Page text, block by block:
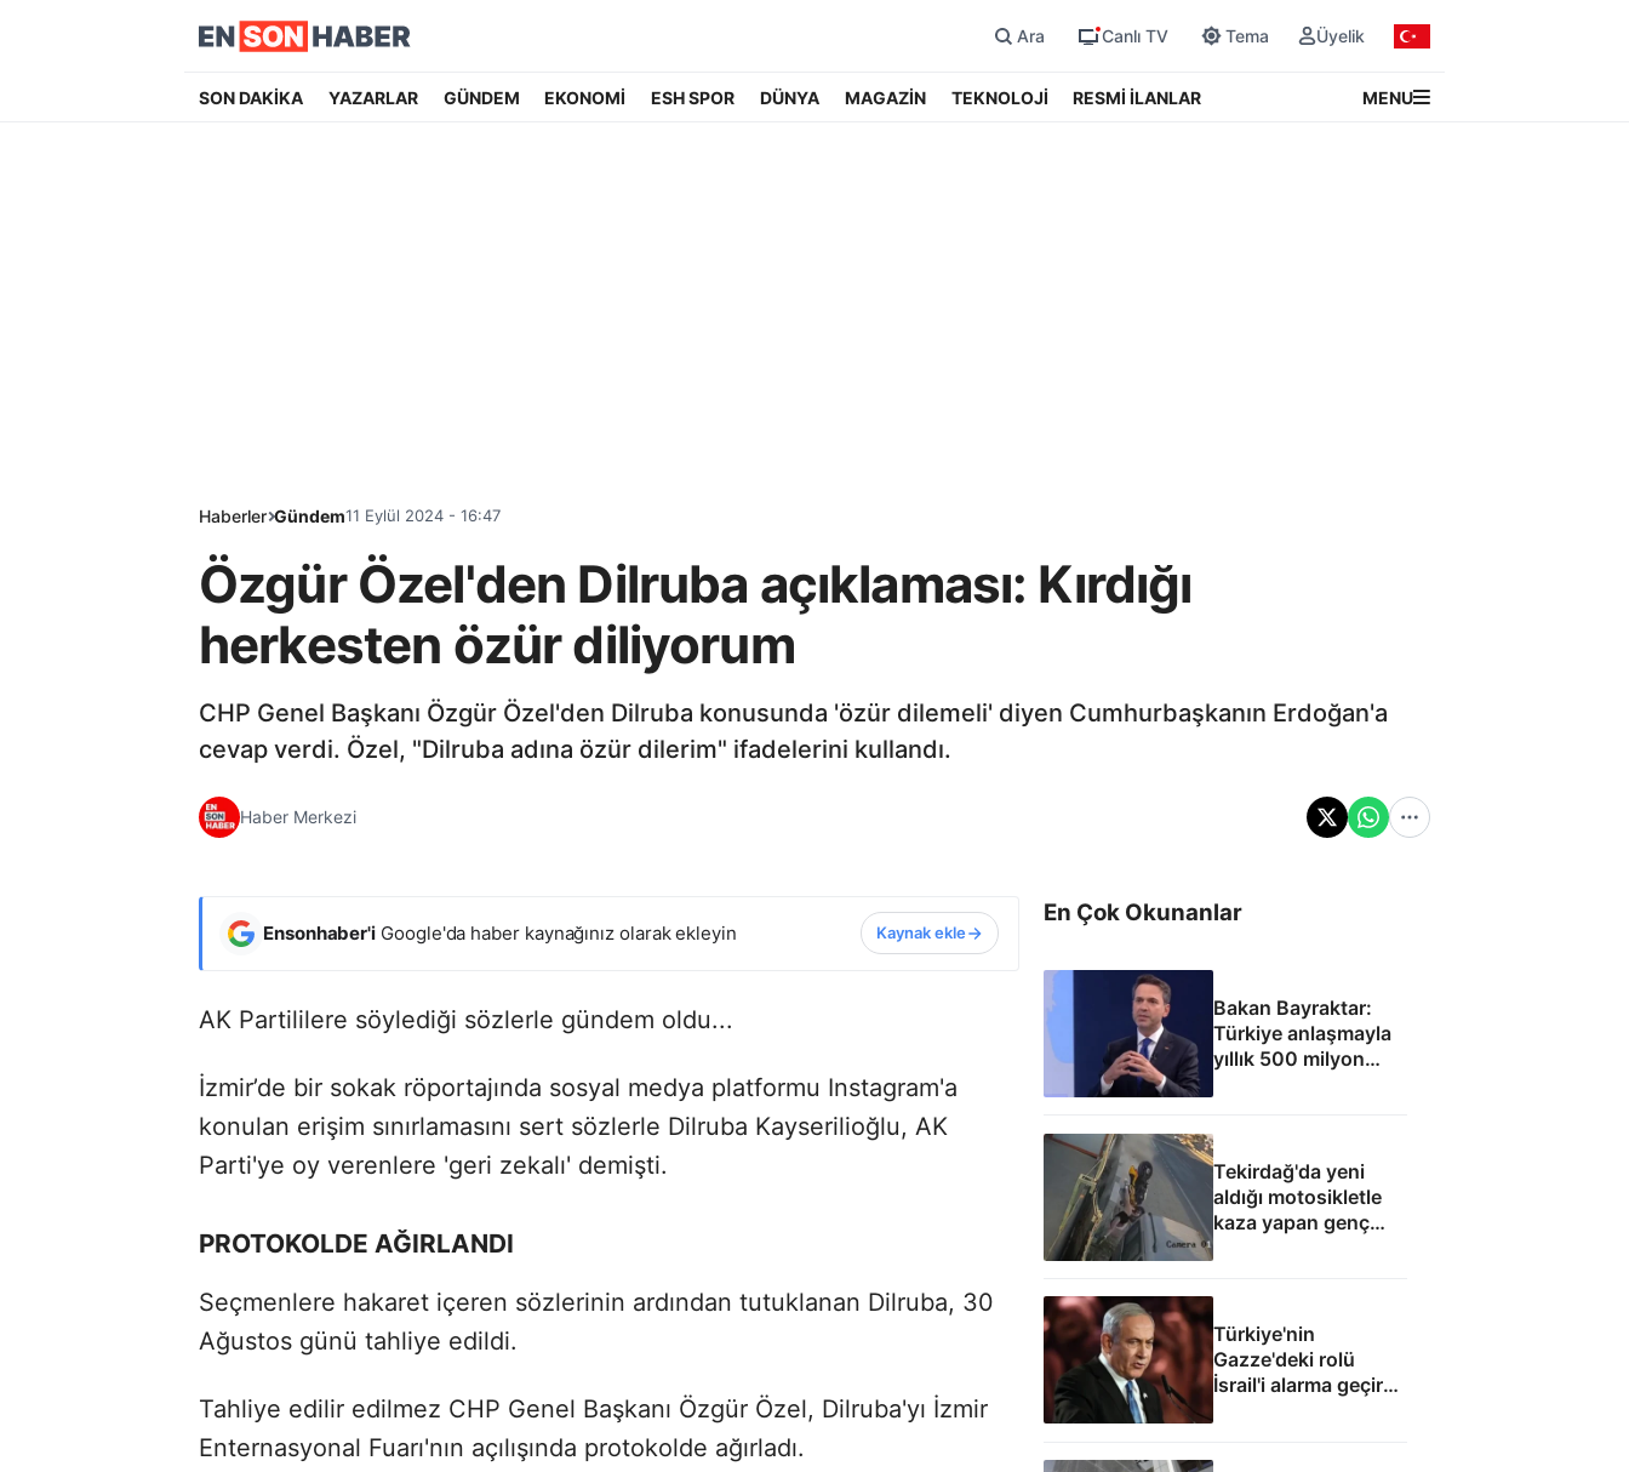
Ara Canlı TV Tema Üyelik
SON DAKİKA YAZARLAR GÜNDEM EKONOMİ ESH SPOR DÜNYA MAGAZİN TEKNOLOJİ RESMİ İLANLAR MENU
Haberler Gündem11 Eylül 2024 - 16:47
Özgür Özel'den Dilruba açıklaması: Kırdığı
herkesten özür diliyorum
CHP Genel Başkanı Özgür Özel'den Dilruba konusunda 'özür dilemeli' diyen Cumhurbaşkanın Erdoğan'a
cevap verdi. Özel, "Dilruba adına özür dilerim" ifadelerini kullandı.
Haber Merkezi
Ensonhaber'i Google'da haber kaynağınız olarak ekleyin Kaynak ekle
AK Partililere söylediği sözlerle gündem oldu...
İzmir’de bir sokak röportajında sosyal medya platformu Instagram'a
konulan erişim sınırlamasını sert sözlerle Dilruba Kayserilioğlu, AK
Parti'ye oy verenlere 'geri zekalı' demişti.
PROTOKOLDE AĞIRLANDI
Seçmenlere hakaret içeren sözlerinin ardından tutuklanan Dilruba, 30
Ağustos günü tahliye edildi.
Tahliye edilir edilmez CHP Genel Başkanı Özgür Özel, Dilruba'yı İzmir
Enternasyonal Fuarı'nın açılışında protokolde ağırladı.
En Çok Okunanlar
Bakan Bayraktar:
Türkiye anlaşmayla
yıllık 500 milyon
Tekirdağ'da yeni
aldığı motosikletle
kaza yapan genç
can verdi
Türkiye'nin
Gazze'deki rolü
İsrail'i alarma geçirdi: